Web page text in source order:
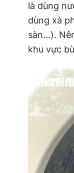
là dùng
dùng xà
sàn...).
khu vực